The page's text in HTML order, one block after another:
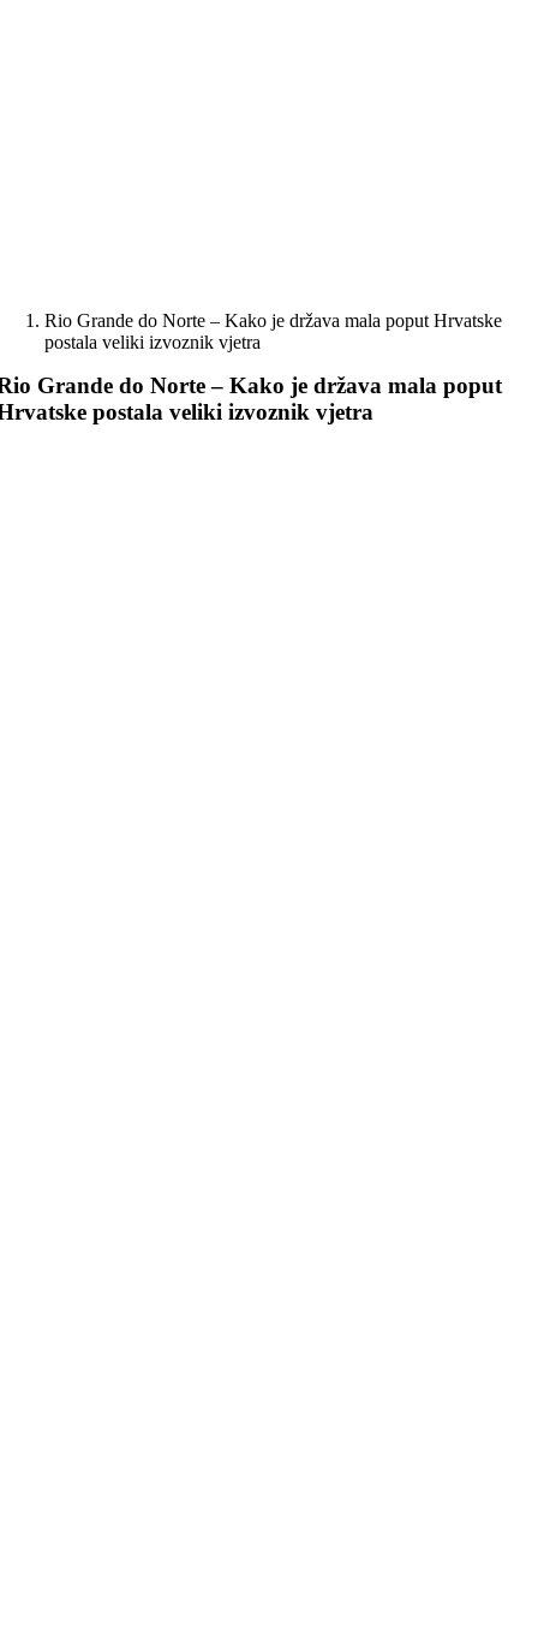
Rio Grande do Norte – Kako je država mala poput Hrvatske
postala veliki izvoznik vjetra
Grande do Norte – Kako je država mala poput
postala veliki izvoznik vjetra